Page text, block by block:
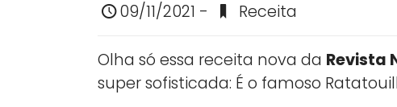
09/11/2021 - Receita
Olha só essa receita nova da Revista
super sofisticada: É o famoso